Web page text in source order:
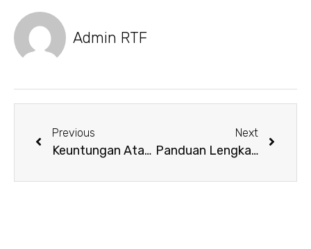
Admin RTF
Previous
Keuntungan Atap uPVC DR.SHIELD untuk Investasi
Next
Panduan Lengkap Atap UPVC: Solusi Atap Dingin dan Awet